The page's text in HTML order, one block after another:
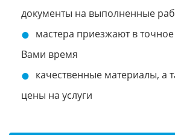
документы на выполненные
мастера приезжают в
Вами время
качественные материалы, а
цены на услуги